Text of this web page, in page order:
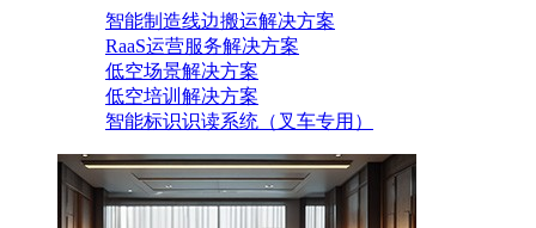
智能制造线边搬运解决方案
RaaS运营服务解决方案
低空场景解决方案
低空培训解决方案
智能标识识读系统（叉车专用）